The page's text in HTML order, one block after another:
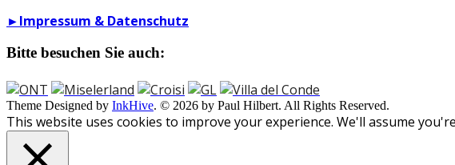
►Impressum & Datenschutz
Bitte besuchen Sie auch:
Theme Designed by InkHive. © 2026 by Paul Hilbert. All Rights Reserved.
This website uses cookies to improve your experience. We'll assume